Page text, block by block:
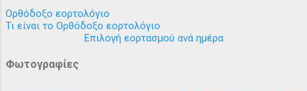
Ορθόδοξο εορτολόγιο
Τι είναι το Ορθόδοξο εορτολόγιο
Επιλογή εορτασμού ανά ημέρα
Φωτογραφίες